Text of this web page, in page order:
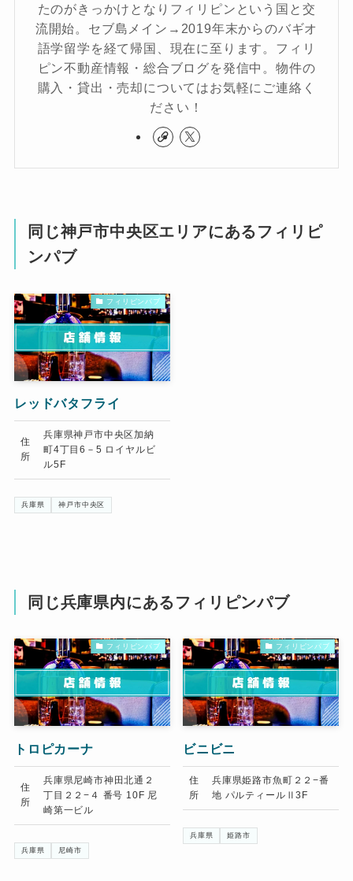
たのがきっかけとなりフィリピンという国と交
流開始。セブ島メイン→2019年末からのバギオ
語学留学を経て帰国、現在に至ります。フィリ
ピン不動産情報・総合ブログを発信中。物件の
購入・貸出・売却についてはお気軽にご連絡く
ださい！
同じ神戸市中央区エリアにあるフィリピ
ンパブ
フィリピンパブ
レッドバタフライ
住
所
兵庫県神戸市中央区加納
町4丁目6－5 ロイヤルビ
ル5F
兵庫県 神戸市中央区
同じ兵庫県内にあるフィリピンパブ
フィリピンパブ
トロピカーナ
住
所
兵庫県尼崎市神田北通２
丁目２２−４ 番号 10F 尼
崎第一ビル
兵庫県 尼崎市
フィリピンパブ
ビニビニ
住
所
兵庫県姫路市魚町２２−番
地 パルティールⅡ3F
兵庫県 姫路市